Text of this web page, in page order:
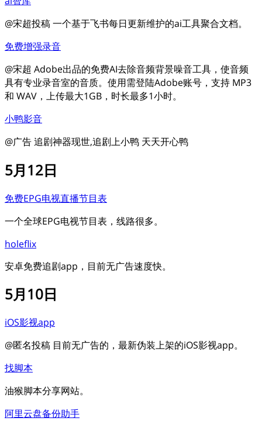
@宋超投稿 一个基于飞书每日更新维护的ai工具聚合文档。
免费增强录音
@宋超 Adobe出品的免费AI去除音频背景噪音工具，使音频
具有专业录音室的音质。使用需登陆Adobe账号，支持 MP3
和 WAV，上传最大1GB，时长最多1小时。
小鸭影音
@广告 追剧神器现世,追剧上小鸭 天天开心鸭
5月12日
免费EPG电视直播节目表
一个全球EPG电视节目表，线路很多。
holeflix
安卓免费追剧app，目前无广告速度快。
5月10日
iOS影视app
@匿名投稿 目前无广告的，最新伪装上架的iOS影视app。
找脚本
油猴脚本分享网站。
阿里云盘备份助手